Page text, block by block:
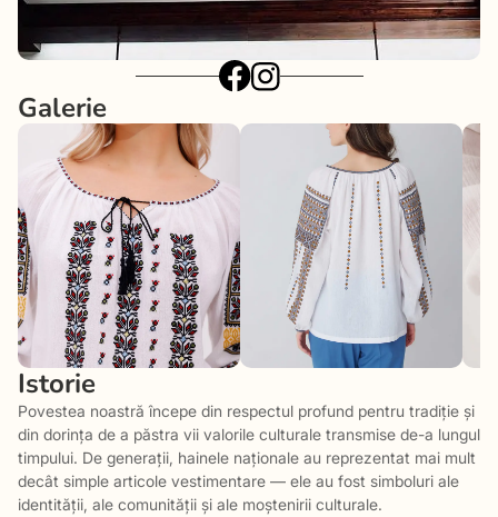
Galerie
Istorie
Povestea noastră începe din respectul profund pentru tradiție și
din dorința de a păstra vii valorile culturale transmise de-a lungul
timpului. De generații, hainele naționale au reprezentat mai mult
decât simple articole vestimentare — ele au fost simboluri ale
identității, ale comunității și ale moștenirii culturale.